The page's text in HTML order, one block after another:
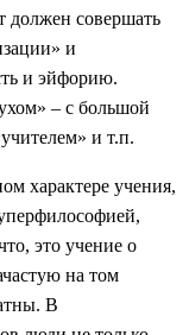
должен совершать
и
и эйфорию.
– с большой
и т.п.
характере учения,
это учение о
на том
В